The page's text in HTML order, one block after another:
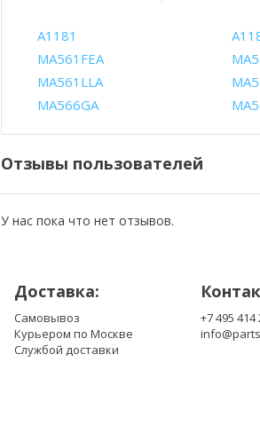
A1181
MA561FEA
MA561LLA
MA566GA
Отзывы пользователей
У нас пока что нет отзывов.
Доставка:
Самовывоз
Курьером по Москве
Службой доставки
+7 495 414